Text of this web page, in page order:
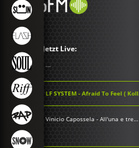
Jetzt Live:
...
LF SYSTEM - Afraid To Feel ( Kollmanns Extended)
Vinicio Capossela - All'una e trentacinque circa